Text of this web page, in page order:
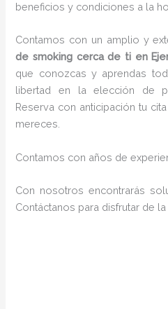
beneficios y condiciones a la
Contamos con un amplio y
de smoking cerca de ti en
que conozcas y aprendas
libertad en la elección de
Reserva con anticipación tu
mereces.
Contamos con años de
Con nosotros encontrarás
Contáctanos para disfrutar de